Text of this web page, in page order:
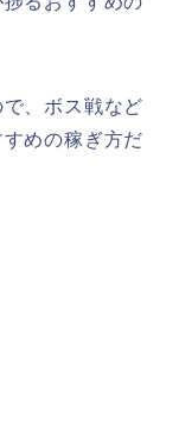
、ボス戦など
めの稼ぎ方だ